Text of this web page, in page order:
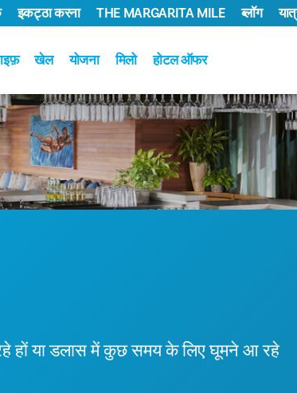
खेल योजना मिलो होटल ऑफर
इकट्ठा करना THE MARGARITA MILE ब्लॉग
हों या डलास में कुछ समय के लिए घूमने आ रहे